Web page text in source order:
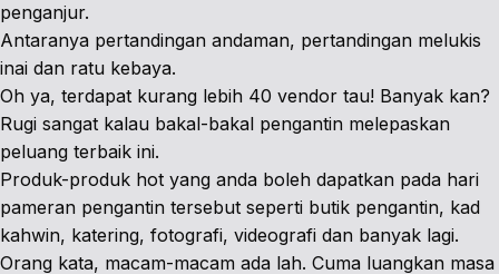
penganjur.
Antaranya pertandingan andaman, pertandingan melukis
inai dan ratu kebaya.
Oh ya, terdapat kurang lebih 40 vendor tau! Banyak kan?
Rugi sangat kalau bakal-bakal pengantin melepaskan
peluang terbaik ini.
Produk-produk hot yang anda boleh dapatkan pada hari
pameran pengantin tersebut seperti butik pengantin, kad
kahwin, katering, fotografi, videografi dan banyak lagi.
Orang kata, macam-macam ada lah. Cuma luangkan masa